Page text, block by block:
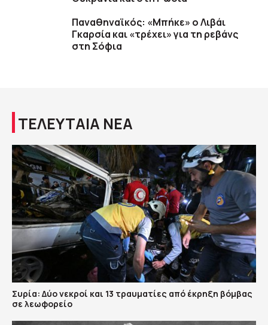
Παναθηναϊκός: «Μπήκε» ο Λιβάι
Γκαρσία και «τρέχει» για τη ρεβάνς
στη Σόφια
ΤΕΛΕΥΤΑΙΑ ΝΕΑ
Συρία: Δύο νεκροί και 13 τραυματίες από έκρηξη βόμβας
σε λεωφορείο